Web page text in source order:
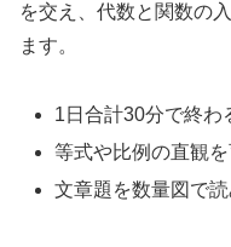
を交え、代数と関数の
ます。
1日合計30分で終わ
等式や比例の直観
文章題を数量図で